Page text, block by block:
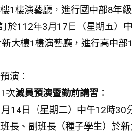
1樓演藝廳，進行國中部8年
於112年3月17日（星期五）
大樓1樓演藝廳，進行高中部
演：
1次減員預演暨勤前講習 ：
14日（星期二）中午12時30
長、副班長（種子學生）於